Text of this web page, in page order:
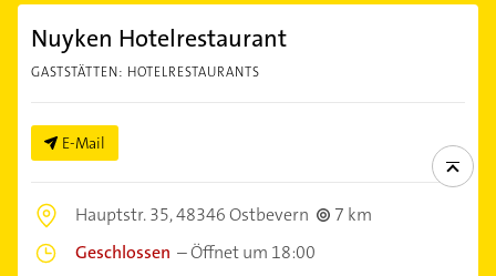
Nuyken Hotelrestaurant
GASTSTÄTTEN: HOTELRESTAURANTS
E-Mail
Hauptstr. 35,48346 Ostbevern
7 km
Geschlossen –Öffnet um 18:00